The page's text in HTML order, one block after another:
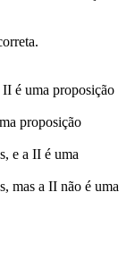
é uma proposição
proposição
e a II é uma
mas a II não é uma